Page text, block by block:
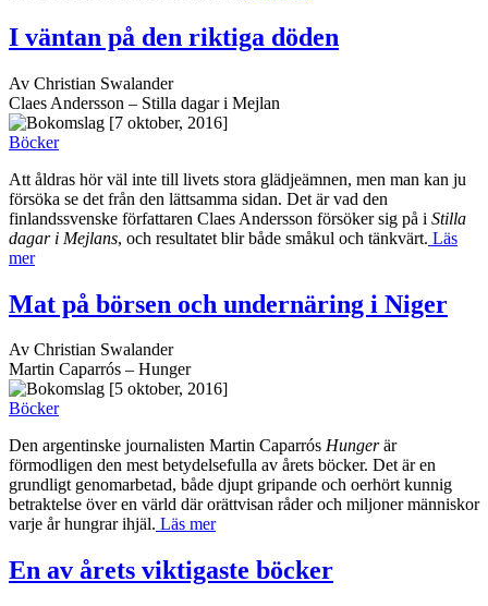
I väntan på den riktiga döden
Av Christian Swalander
Claes Andersson – Stilla dagar i Mejlan
[7 oktober, 2016]
Böcker
Att åldras hör väl inte till livets stora glädjeämnen, men man kan ju
försöka se det från den lättsamma sidan. Det är vad den
finlandssvenske författaren Claes Andersson försöker sig på i Stilla
dagar i Mejlans, och resultatet blir både småkul och tänkvärt. Läs
mer
Mat på börsen och undernäring i Niger
Av Christian Swalander
Martin Caparrós – Hunger
[5 oktober, 2016]
Böcker
Den argentinske journalisten Martin Caparrós Hungerär
förmodligen den mest betydelsefulla av årets böcker. Det är en
grundligt genomarbetad, både djupt gripande och oerhört kunnig
betraktelse över en värld där orättvisan råder och miljoner människor
varje år hungrar ihjäl. Läs mer
En av årets viktigaste böcker